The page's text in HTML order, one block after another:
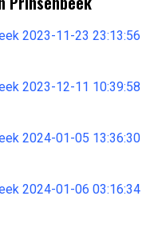
2023-11-23 23:13:56
2023-12-11 10:39:58
2024-01-05 13:36:30
2024-01-06 03:16:34